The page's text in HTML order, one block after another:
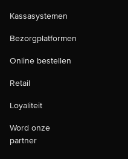
Kassasystemen
Bezorgplatformen
Online bestellen
Retail
Loyaliteit
Word onze
partner